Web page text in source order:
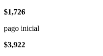
$1,726
pago inicial
$3,922